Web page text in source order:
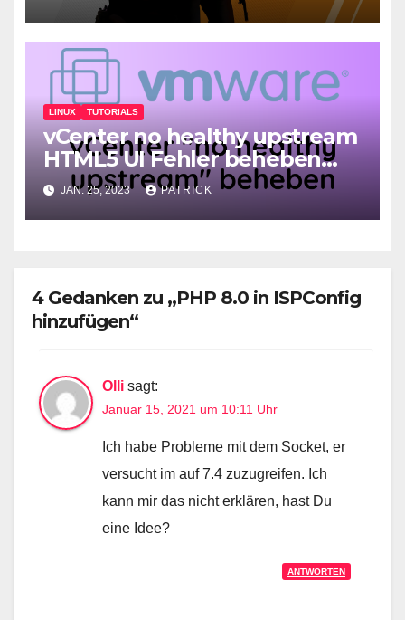
LINUX TUTORIALS
vCenter no healthy upstream
HTML5 UI Fehler beheben
2023
JAN. 25, 2023 PATRICK
4 Gedanken zu „PHP 8.0 in ISPConfig
hinzufügen“
Olli sagt:
Januar 15, 2021 um 10:11 Uhr
Ich habe Probleme mit dem Socket, er
versucht im auf 7.4 zuzugreifen. Ich
kann mir das nicht erklären, hast Du
eine Idee?
ANTWORTEN